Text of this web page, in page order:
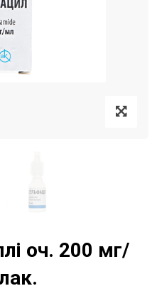
оч. 200 мг/